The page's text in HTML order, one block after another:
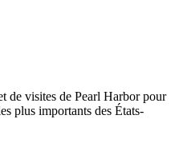
de visites de Pearl Harbor pour
plus importants des États-